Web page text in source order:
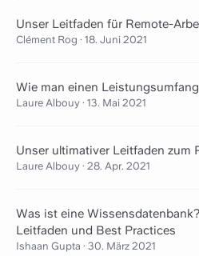
Unser Leitfaden für Remote-
Clément Rog · 18. Juni 2021
Wie man einen
Laure Albouy · 13. Mai 2021
Unser ultimativer Leitfaden zum
Laure Albouy · 28. Apr. 2021
Was ist eine
Leitfaden und Best Practices
Ishaan Gupta · 30. März 2021